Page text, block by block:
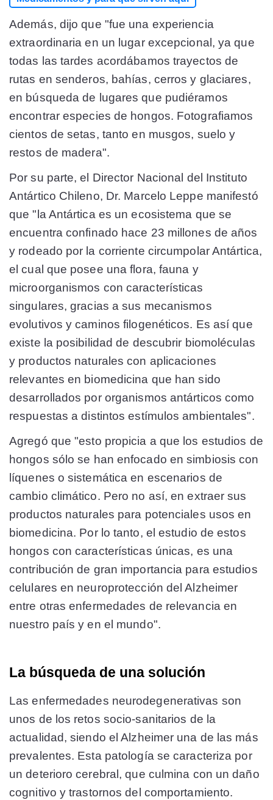
Además, dijo que "fue una experiencia
extraordinaria en un lugar excepcional, ya que
todas las tardes acordábamos trayectos de
rutas en senderos, bahías, cerros y glaciares,
en búsqueda de lugares que pudiéramos
encontrar especies de hongos. Fotografiamos
cientos de setas, tanto en musgos, suelo y
restos de madera".
Por su parte, el Director Nacional del Instituto
Antártico Chileno, Dr. Marcelo Leppe manifestó
que "la Antártica es un ecosistema que se
encuentra confinado hace 23 millones de años
y rodeado por la corriente circumpolar Antártica,
el cual que posee una flora, fauna y
microorganismos con características
singulares, gracias a sus mecanismos
evolutivos y caminos filogenéticos. Es así que
existe la posibilidad de descubrir biomoléculas
y productos naturales con aplicaciones
relevantes en biomedicina que han sido
desarrollados por organismos antárticos como
respuestas a distintos estímulos ambientales".
Agregó que "esto propicia a que los estudios de
hongos sólo se han enfocado en simbiosis con
líquenes o sistemática en escenarios de
cambio climático. Pero no así, en extraer sus
productos naturales para potenciales usos en
biomedicina. Por lo tanto, el estudio de estos
hongos con características únicas, es una
contribución de gran importancia para estudios
celulares en neuroprotección del Alzheimer
entre otras enfermedades de relevancia en
nuestro país y en el mundo".
La búsqueda de una solución
Las enfermedades neurodegenerativas son
unos de los retos socio-sanitarios de la
actualidad, siendo el Alzheimer una de las más
prevalentes. Esta patología se caracteriza por
un deterioro cerebral, que culmina con un daño
cognitivo y trastornos del comportamiento.